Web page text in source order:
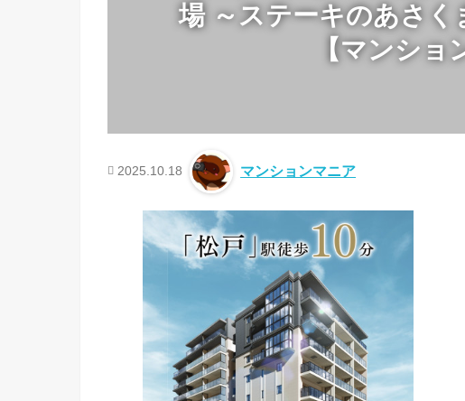
場 ～ステーキのあさく
【マンショ
2025.10.18 マンションマニア